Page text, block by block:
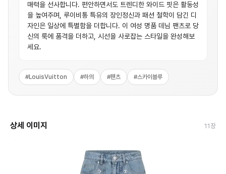
매력을 선사합니다. 편안하면서도 트렌디한 와이드 핏은 활동성
을 높여주며, 루이비통 특유의 장인정신과 패션 철학이 담긴 디
자인은 일상에 특별함을 더합니다. 이 여성 명품 데님 팬츠로 당
신의 룩에 품격을 더하고, 시선을 사로잡는 스타일을 완성해보
세요.
#LouisVuitton #하의 #팬츠 #스카이블루
상세 이미지 11 장